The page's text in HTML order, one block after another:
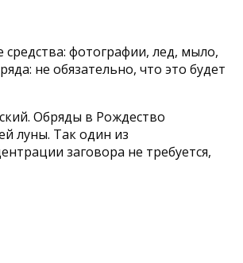
фотографии, лед, мыло,
не обязательно, что это будет
Обряды в Рождество
луны. Так один из
заговора не требуется,